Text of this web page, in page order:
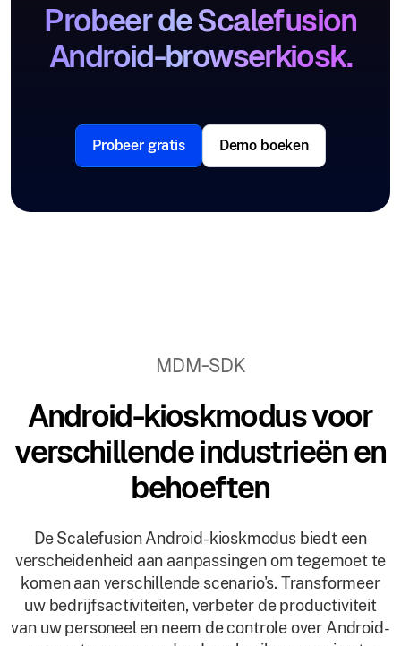
Probeer de Scalefusion
Android-browserkiosk.
Probeer gratis Demo boeken
MDM-SDK
Android-kioskmodus voor
verschillende industrieën en
behoeften
De Scalefusion Android-kioskmodus biedt een
verscheidenheid aan aanpassingen om tegemoet te
komen aan verschillende scenario's. Transformeer
uw bedrijfsactiviteiten, verbeter de productiviteit
van uw personeel en neem de controle over Android-